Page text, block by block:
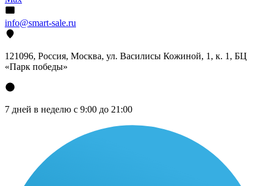
info@smart-sale.ru
121096, Россия, Москва, ул. Василисы Кожиной, 1, к. 1, БЦ
«Парк победы»
7 дней в неделю с 9:00 до 21:00